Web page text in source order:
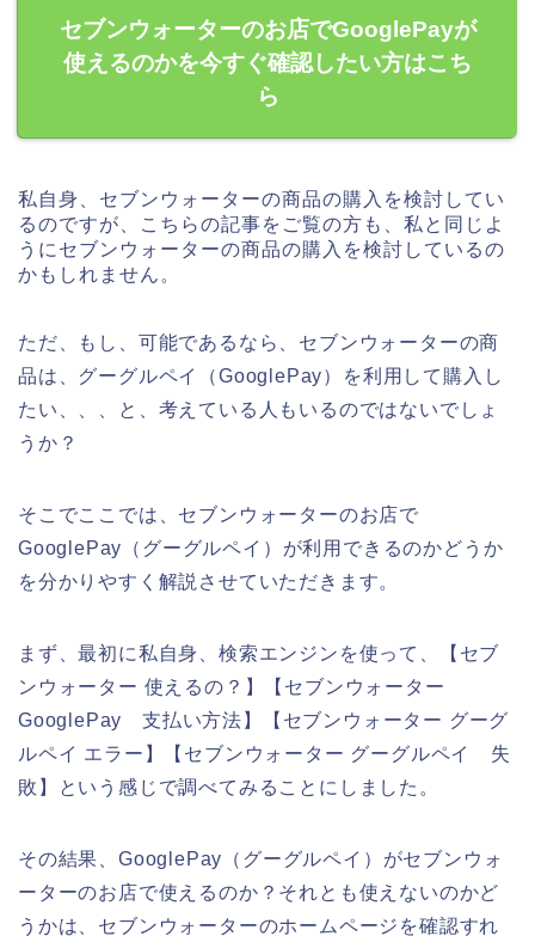
セブンウォーターのお店でGooglePayが
使えるのかを今すぐ確認したい方はこち
ら
私自身、セブンウォーターの商品の購入を検討してい
るのですが、こちらの記事をご覧の方も、私と同じよ
うにセブンウォーターの商品の購入を検討しているの
かもしれません。
ただ、もし、可能であるなら、セブンウォーターの商
品は、グーグルペイ（GooglePay）を利用して購入し
たい、、、と、考えている人もいるのではないでしょ
うか？
そこでここでは、セブンウォーターのお店で
GooglePay（グーグルペイ）が利用できるのかどうか
を分かりやすく解説させていただきます。
まず、最初に私自身、検索エンジンを使って、【セブ
ンウォーター 使えるの？】【セブンウォーター
GooglePay 支払い方法】【セブンウォーター グーグ
ルペイ エラー】【セブンウォーター グーグルペイ 失
敗】という感じで調べてみることにしました。
その結果、GooglePay（グーグルペイ）がセブンウォ
ーターのお店で使えるのか？それとも使えないのかど
うかは、セブンウォーターのホームページを確認すれ